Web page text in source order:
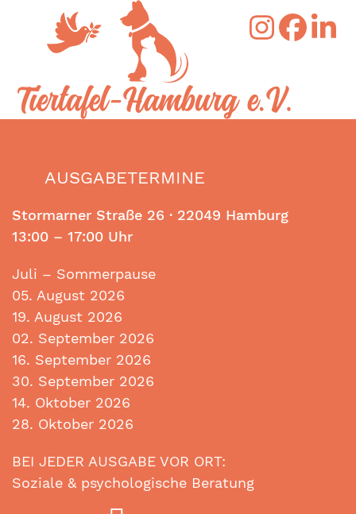
content
Open
mobile
Close
mobile
AUSGABETERMINE
Stormarner Straße 26 · 22049 Hamburg
13:00 – 17:00 Uhr
Juli – Sommerpause
05. August 2026
19. August 2026
02. September 2026
16. September 2026
30. September 2026
14. Oktober 2026
28. Oktober 2026
BEI JEDER AUSGABE VOR ORT:
Soziale & psychologische Beratung